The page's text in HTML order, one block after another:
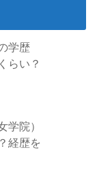
学歴
らい？
学院）
経歴を